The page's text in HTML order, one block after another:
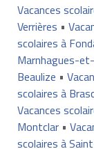
Vacances
Verrières •
scolaires à
Marnhagues-
Beaulize •
scolaires à
Vacances
Montclar•
scolaires à